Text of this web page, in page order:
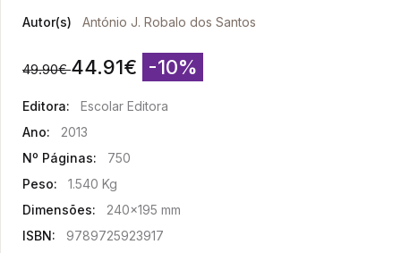
Autor(s) António J. Robalo dos Santos
49.90€ 44.91€ -10%
Editora:
Escolar Editora
Ano:
2013
Nº Páginas:
750
Peso:
1.540 Kg
Dimensões:
240x195 mm
ISBN:
9789725923917